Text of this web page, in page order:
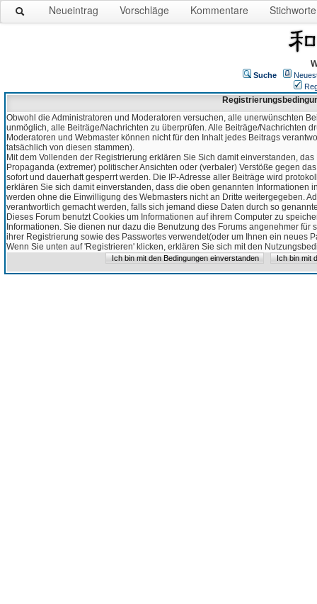
Neueintrag Vorschläge Kommentare Stichworte
Suche
Obwohl die Administratoren und Moderatoren versuchen, alle unerwünschten
unmöglich, alle Beiträge/Nachrichten zu überprüfen. Alle Beiträge/Nachrichten
Moderatoren und Webmaster können nicht für den Inhalt jedes Beitrags
tatsächlich von diesen stammen).
Mit dem Vollenden der Registrierung erklären Sie Sich damit einverstanden,
Propaganda (extremer) politischer Ansichten oder (verbaler) Verstöße gegen
sofort und dauerhaft gesperrt werden. Die IP-Adresse aller Beiträge wird
erklären Sie sich damit einverstanden, dass die oben genannten Informationen
werden ohne die Einwilligung des Webmasters nicht an Dritte weitergegeben.
verantwortlich gemacht werden, falls sich jemand diese Daten durch so
Dieses Forum benutzt Cookies um Informationen auf ihrem Computer zu
Informationen. Sie dienen nur dazu die Benutzung des Forums angenehmer
ihrer Registrierung sowie des Passwortes verwendet(oder um Ihnen ein neues
Wenn Sie unten auf 'Registrieren' klicken, erklären Sie sich mit den